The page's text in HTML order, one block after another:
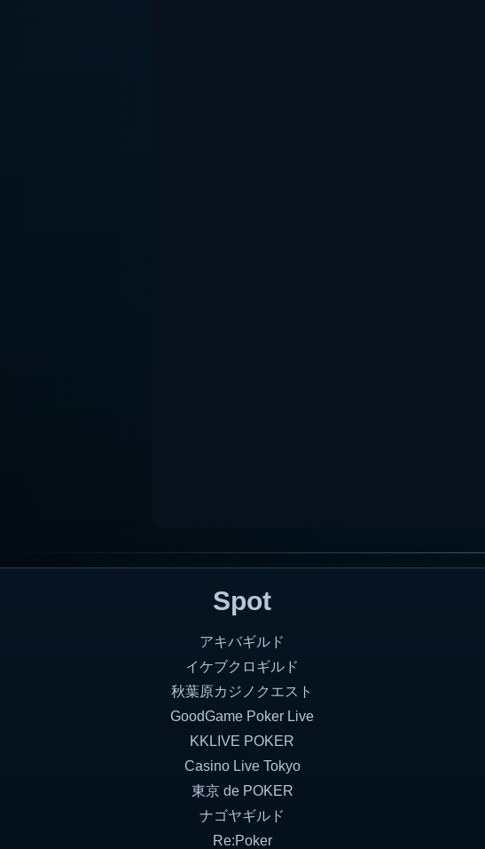
Spot
アキバギルド
イケブクロギルド
秋葉原カジノクエスト
GoodGame Poker Live
KKLIVE POKER
Casino Live Tokyo
東京 de POKER
ナゴヤギルド
Re:Poker